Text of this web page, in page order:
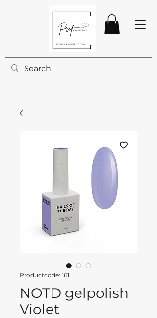
Productcode: 161
NOTD gelpolish
Violet